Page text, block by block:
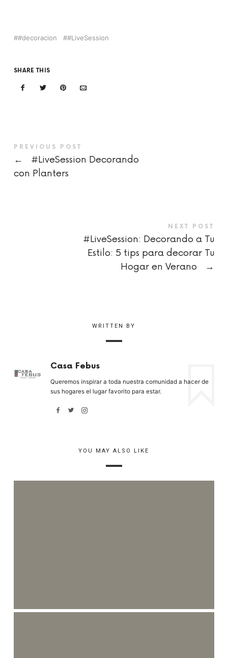
#decoracion #LiveSession
SHARE THIS
PREVIOUS POST
←
#LiveSession Decorando
con Planters
NEXT POST
#LiveSession: Decorando a Tu
Estilo: 5 tips para decorar Tu
Hogar en Verano
→
WRITTEN BY
Casa Febus
Queremos inspirar a toda nuestra comunidad a hacer de
sus hogares el lugar favorito para estar.
YOU MAY ALSO LIKE